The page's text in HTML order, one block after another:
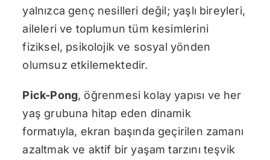
yalnızca genç nesilleri değil; yaşlı bireyleri,
aileleri ve toplumun tüm kesimlerini
fiziksel, psikolojik ve sosyal yönden
olumsuz etkilemektedir.
Pick-Pong, öğrenmesi kolay yapısı ve her
yaş grubuna hitap eden dinamik
formatıyla, ekran başında geçirilen zamanı
azaltmak ve aktif bir yaşam tarzını teşvik